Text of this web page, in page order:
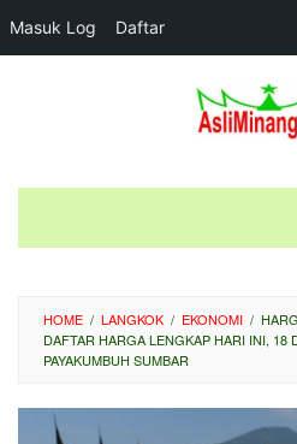
Masuk Log Daftar
HOME / LANGKOK / EKONOMI /
DAFTAR HARGA LENGKAP HARI INI, 18
PAYAKUMBUH SUMBAR